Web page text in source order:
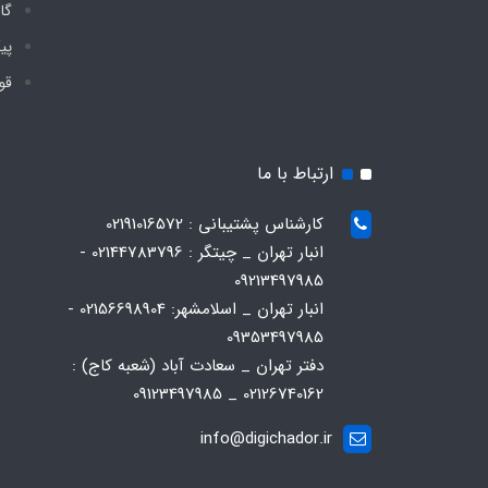
ارتباط با ما
کارشناس پشتیبانی : 02191016572
انبار تهران _ چیتگر : 02144783796 -
09213497985
انبار تهران _ اسلامشهر: 02156698904 -
09353497985
دفتر تهران _ سعادت آباد (شعبه کاج) :
02126740162 _ 09123497985
info@digichador.ir